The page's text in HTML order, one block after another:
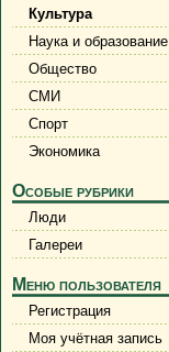
Культура
Наука и образование
Общество
СМИ
Спорт
Экономика
Особые рубрики
Люди
Галереи
Меню пользователя
Регистрация
Моя учётная запись